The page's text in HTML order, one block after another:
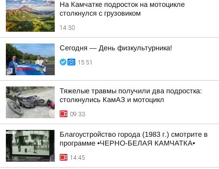
На Камчатке подросток на мотоцикле
столкнулся с грузовиком
14:30
Сегодня — День физкультурника!
15:51
Тяжелые травмы получили два подростка:
столкнулись КамАЗ и мотоцикл
09:33
Благоустройство города (1983 г.) смотрите в
программе •ЧЕРНО-БЕЛАЯ КАМЧАТКА•
14:45